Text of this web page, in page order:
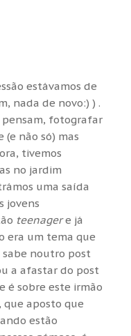
estávamos de
nada de novo:) ) .
pensam, fotografar
não só) mas
tivemos
no jardim
uma saída
jovens
teenagere já
era um tema que
sabe noutro post
a afastar do post
é sobre este irmão
que aposto que
estão